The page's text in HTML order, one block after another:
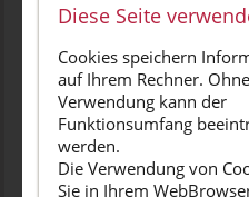
Nach dem erfolgreichen
der Pharmazeutischen
Apotheker mit einer 12-
fortgesetzt. Die zukünftigen
dieses
Praktikum (PhiP) in einer
Es besteht die Möglichkeit,
in einer anderen
Diese Seite
Cookies speichern
auf Ihrem Rechner.
Verwendung kann der
Funktionsumfang
werden.
Die Verwendung von
Sie in Ihrem